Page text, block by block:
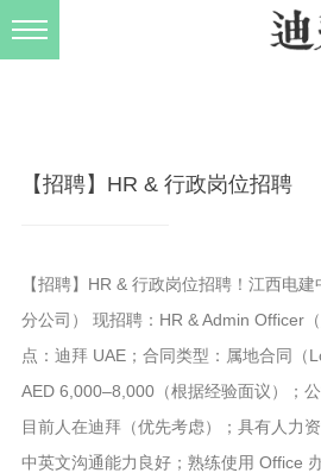
【招聘】HR & 行政岗位招聘
【招聘】HR & 行政岗位招聘！江西电
分公司） 现招聘：HR & Admin Officer
点：迪拜 UAE；合同类型：属地合同（
AED 6,000–8,000（根据经验面议）；
目前人在迪拜（优先考虑）；具有人力
中英文沟通能力良好；熟练使用 Office